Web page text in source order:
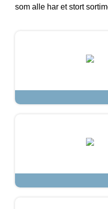
som alle har et stort